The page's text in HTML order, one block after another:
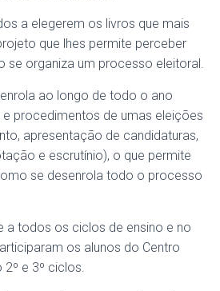
a elegerem os livros que mais
que lhes permite perceber
se organiza um processo eleitoral.
ao longo de todo o ano
e procedimentos de umas eleições
apresentação de candidaturas,
e escrutínio), o que permite
se desenrola todo o processo
a todos os ciclos de ensino e no
os alunos do Centro
e 3º ciclos.